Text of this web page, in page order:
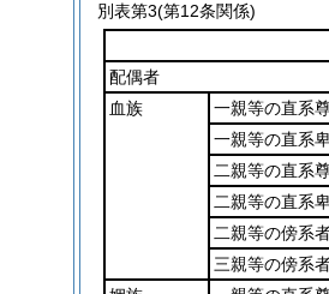
別表第3(第12条関係)
配偶者
血族
一親等の直系
一親等の直系
二親等の直系
二親等の直系
二親等の傍系
三親等の傍系